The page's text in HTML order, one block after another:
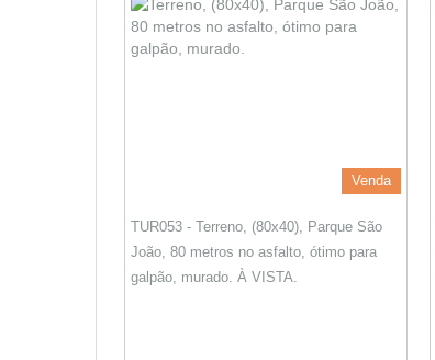
Venda
TUR053 - Terreno, (80x40), Parque São
João, 80 metros no asfalto, ótimo para
galpão, murado. À VISTA.